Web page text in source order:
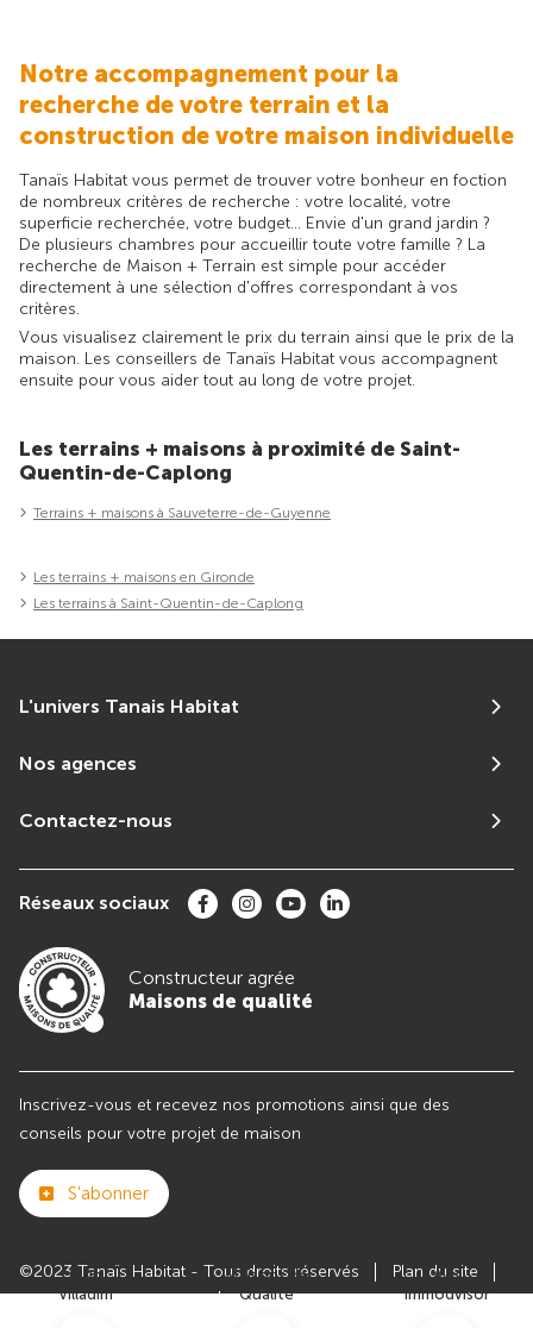
Club
Villadim
Maisons de
Qualité
Avis
Immodvisor
Notre accompagnement pour la
recherche de votre terrain et la
construction de votre maison individuelle
Tanaïs Habitat vous permet de trouver votre bonheur en foction
de nombreux critères de recherche : votre localité, votre
superficie recherchée, votre budget... Envie d'un grand jardin ?
De plusieurs chambres pour accueillir toute votre famille ? La
recherche de Maison + Terrain est simple pour accéder
directement à une sélection d'offres correspondant à vos
critères.
Vous visualisez clairement le prix du terrain ainsi que le prix de la
maison. Les conseillers de Tanaïs Habitat vous accompagnent
ensuite pour vous aider tout au long de votre projet.
Les terrains + maisons à proximité de Saint-
Quentin-de-Caplong
Terrains + maisons à Sauveterre-de-Guyenne
Les terrains + maisons en Gironde
Les terrains à Saint-Quentin-de-Caplong
L'univers Tanais Habitat
Nos agences
Contactez-nous
Réseaux sociaux
Constructeur agrée
Maisons de qualité
Inscrivez-vous et recevez nos promotions ainsi que des
conseils pour votre projet de maison
S'abonner
©2023 Tanaïs Habitat - Tous droits réservés
Plan du site
Paramètres des cookies
Politiques de Confidentialités